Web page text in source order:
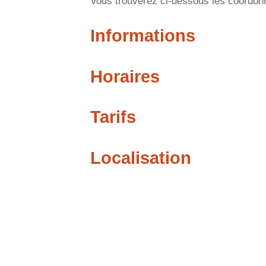
Informations
Horaires
Tarifs
Localisation